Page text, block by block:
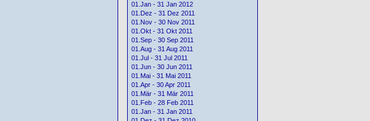
01.Jan - 31 Jan 2012
01.Dez - 31 Dez 2011
01.Nov - 30 Nov 2011
01.Okt - 31 Okt 2011
01.Sep - 30 Sep 2011
01.Aug - 31 Aug 2011
01.Jul - 31 Jul 2011
01.Jun - 30 Jun 2011
01.Mai - 31 Mai 2011
01.Apr - 30 Apr 2011
01.Mär - 31 Mär 2011
01.Feb - 28 Feb 2011
01.Jan - 31 Jan 2011